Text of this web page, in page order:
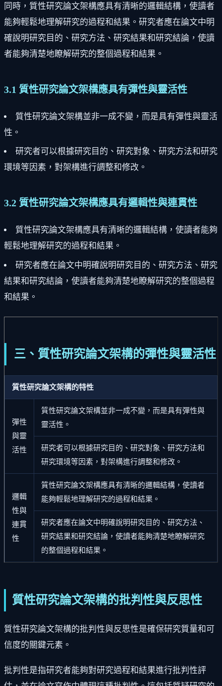
同時，質性研究論文架構應具有清晰的邏輯結構，使讀者
能夠輕鬆地理解研究的過程和結果。研究者應在論文中明
確說明研究目的、研究方法、研究結果和研究結論，使讀
者能夠清楚地瞭解研究的整個過程和結果。
3.1 質性研究論文架構應具有彈性與靈活性
質性研究論文架構並非一成不變，而是具有彈性與靈活
性。
研究者可以根據研究目的、研究對象、研究方法和研究
環境等因素，對架構進行調整和修改。
3.2 質性研究論文架構應具有邏輯性與連貫性
質性研究論文架構應具有清晰的邏輯結構，使讀者能夠
輕鬆地理解研究的過程和結果。
研究者應在論文中明確說明研究目的、研究方法、研究
結果和研究結論，使讀者能夠清楚地瞭解研究的整個過程
和結果。
三、質性研究論文架構的彈性與靈活性
質性研究論文架構的特性
彈性
與靈
活性
質性研究論文架構並非一成不變，而是具有彈性與
靈活性。
研究者可以根據研究目的、研究對象、研究方法和
研究環境等因素，對架構進行調整和修改。
邏輯
性與
連貫
性
質性研究論文架構應具有清晰的邏輯結構，使讀者
能夠輕鬆地理解研究的過程和結果。
研究者應在論文中明確說明研究目的、研究方法、
研究結果和研究結論，使讀者能夠清楚地瞭解研究
的整個過程和結果。
質性研究論文架構的批判性與反思性
質性研究論文架構的批判性與反思性是確保研究質量和可
信度的關鍵元素。
批判性是指研究者能夠對研究過程和結果進行批判性評